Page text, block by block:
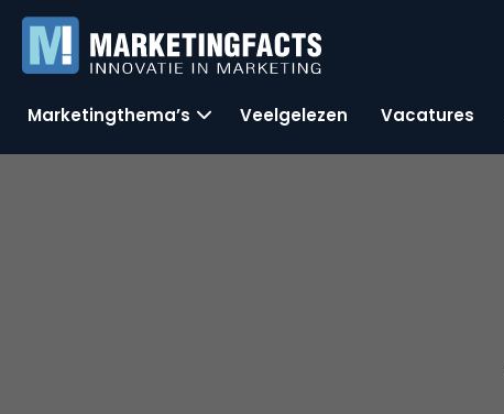
Marketingthema’s Veelgelezen Vacatures